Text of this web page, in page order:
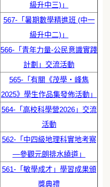
級升中三)」
567-「暑期數學精進班 (中一
級升中二)」
566-「青年力量-公民意識實踐
計劃」交流活動
565-「有關《茂學‧峰雋
2025》學生作品集發佈活動」
564-「高校科學營2026」交流
活動
562-「中四級地理科實地考察
—參觀元朗排水繞道」
561-「敏學成才」學習成果頒
獎典禮